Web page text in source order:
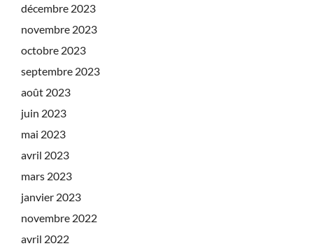
décembre 2023
novembre 2023
octobre 2023
septembre 2023
août 2023
juin 2023
mai 2023
avril 2023
mars 2023
janvier 2023
novembre 2022
avril 2022